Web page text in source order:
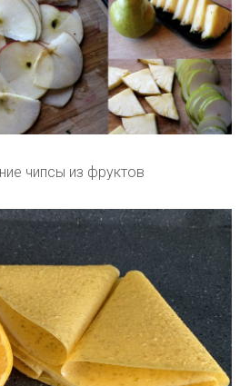
чипсы из фруктов